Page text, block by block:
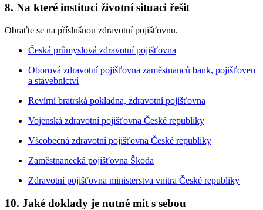
8. Na které instituci životní situaci řešit
Obraťte se na příslušnou zdravotní pojišťovnu.
Česká průmyslová zdravotní pojišťovna
Oborová zdravotní pojišťovna zaměstnanců bank, pojišťoven
a stavebnictví
Revírní bratrská pokladna, zdravotní pojišťovna
Vojenská zdravotní pojišťovna České republiky
Všeobecná zdravotní pojišťovna České republiky
Zaměstnanecká pojišťovna Škoda
Zdravotní pojišťovna ministerstva vnitra České republiky
10. Jaké doklady je nutné mít s sebou